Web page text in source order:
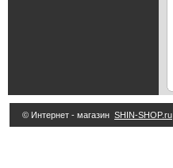
© Интернет - магазин SHIN-SHOP.ru